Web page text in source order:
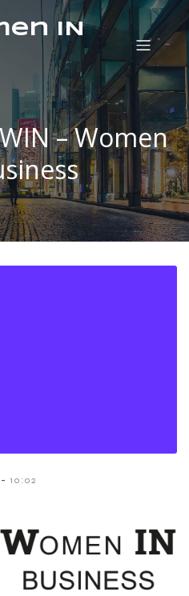
IN
– Women
- 10:02